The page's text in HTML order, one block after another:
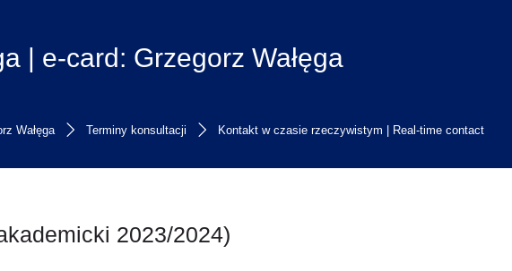
| e-card: Grzegorz Wałęga
Wałęga Terminy konsultacji
Kontakt w czasie rzeczywistym | Real-time contact
2023/2024)